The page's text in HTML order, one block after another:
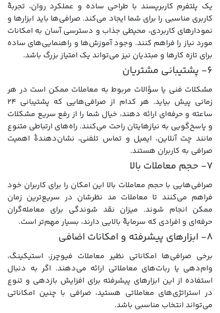
یک پلتفرم کاربرپسند با طراحی ساده و عملکرد روان، تجربۀ
کاربری مناسبی را برای شما ایجاد می‌کند. صرافی‌ها باید ابزارها و
نمودارهای کاربردی، محیطی جذاب و دسترسی آسان به امکانات
مورد نیاز را فراهم کنند. وجود آموزش‌ها و راهنمایی‌های ساده
برای تازه‌ کارها و مبتدیان نیز می‌تواند یک امتیاز بزرگ باشد.
۶- پشتیبانی مشتریان
مشکلات فنی یا سؤالات مربوط به معاملات ممکن است در هر
زمانی پیش بیاید. هر کدام از صرافی‌هایی که پشتیبانی ۲۴
ساعته و حرفه‌ای ارائه دهند، خیال شما را از رفع سریع مشکلات
و پاسخ‌گویی به نیازهایتان راحت می‌کنند. راه‌های ارتباطی متنوع
مانند چت آنلاین، ایمیل و تماس تلفنی، نشان‌دهندۀ اهمیت
صرافی به کاربران هستند.
۷- حجم معاملات بالا
صرافی‌هایی با حجم معاملات بالا این امکان را برای کاربران خود
فراهم می‌کنند تا معاملات مد نظرشان در سریع‌ترین زمان
ممکن انجام شوند. میزان نقد شوندگی برای معامله‌گران
حرفه‌ای و افرادی که سرمایۀ بالایی دارند، بسیار مهم‌تر است.
۸- ابزارهای پیشرفته و امکانات اضافی
برخی صرافی‌ها امکاناتی نظیر معاملات فیوچرز، استیکینگ،
وام‌دهی یا ربات‌های معاملاتی ارائه می‌دهند. اگر به دنبال
استفاده از این ابزارهای پیشرفته برای افزایش بازدهی و تنوع
در استراتژی‌های معاملاتی هستید، صرافی با چنین امکاناتی
می‌تواند انتخاب مناسبی باشد.